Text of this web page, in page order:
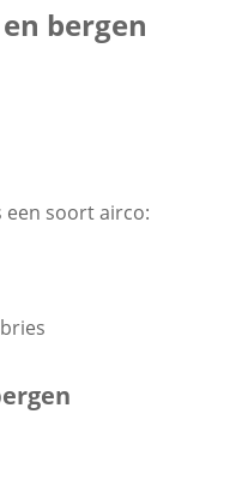
bergen
een soort airco: